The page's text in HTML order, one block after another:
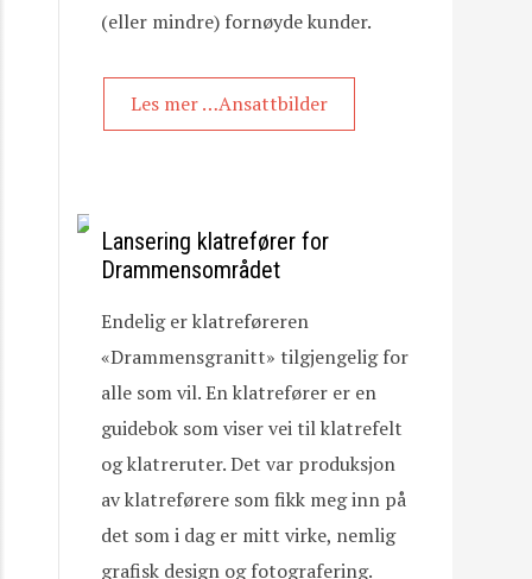
(eller mindre) fornøyde kunder.
Les mer …Ansattbilder
Lansering klatrefører for
Drammensområdet
Endelig er klatreføreren
«Drammensgranitt» tilgjengelig for
alle som vil. En klatrefører er en
guidebok som viser vei til klatrefelt
og klatreruter. Det var produksjon
av klatreførere som fikk meg inn på
det som i dag er mitt virke, nemlig
grafisk design og fotografering.